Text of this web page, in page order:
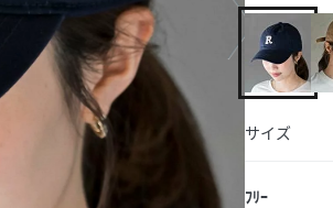
サイズ
ﾌﾘｰ